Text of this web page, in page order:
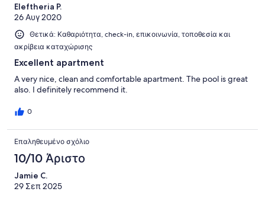
Eleftheria P.
26 Αυγ 2020
Θετικά: Καθαριότητα, check-in, επικοινωνία, τοποθεσία και
ακρίβεια καταχώρισης
Excellent apartment
A very nice, clean and comfortable apartment. The pool is great
also. I definitely recommend it.
0
Επαληθευμένο σχόλιο
10/10 Άριστο
Jamie C.
29 Σεπ 2025